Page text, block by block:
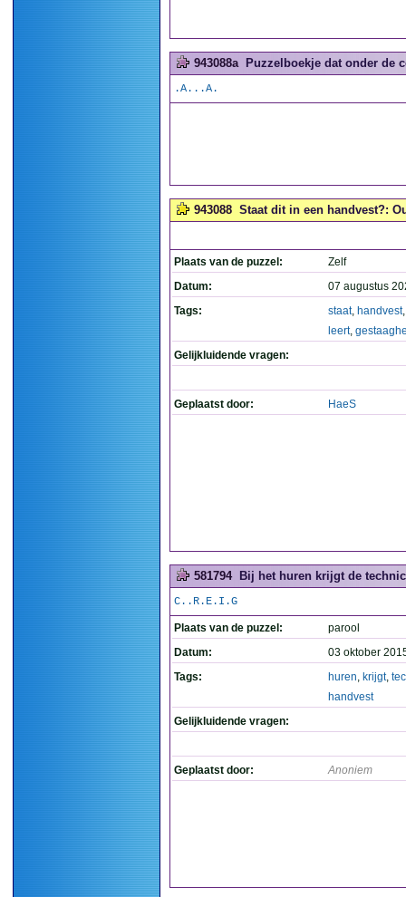
943088a Puzzelboekje dat onder de
.A...A.
943088 Staat dit in een handvest?:
Plaats van de puzzel:
Zelf
Datum:
07 augustus
Tags:
staat, handvest
leert,
Gelijkluidende vragen:
Geplaatst door: HaeS
581794 Bij het huren krijgt de
C..R.E.I.G
Plaats van de puzzel:
parool
Datum:
03 oktober
Tags:
huren, krijgt,
handvest
Gelijkluidende vragen:
Geplaatst door: Anoniem